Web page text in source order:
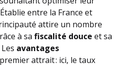
entre la France et
attire un nombre
à sa fiscalité douce et sa
avantages
attrait : ici, le taux